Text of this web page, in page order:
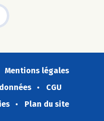
Mentions légales
CGU
Plan du site